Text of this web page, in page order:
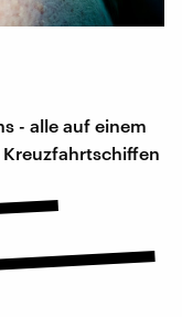
- alle auf einem